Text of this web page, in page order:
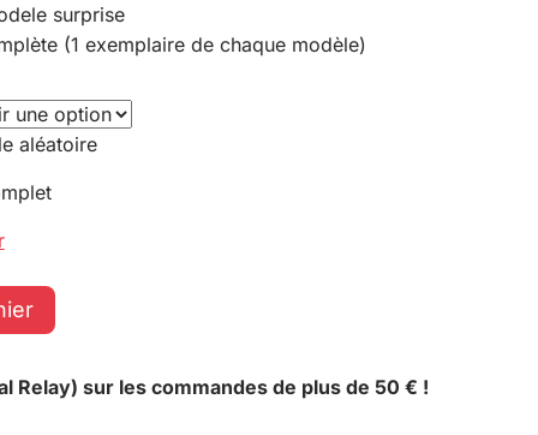
surprise
(1 exemplaire de chaque modèle)
aléatoire
Relay) sur les commandes de plus de 50 € !